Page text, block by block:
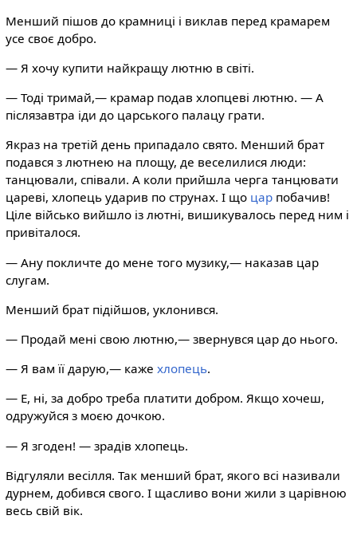
Менший пішов до крамниці і виклав перед крамарем
усе своє добро.
— Я хочу купити найкращу лютню в світі.
— Тоді тримай,— крамар подав хлопцеві лютню. — А
післязавтра іди до царського палацу грати.
Якраз на третій день припадало свято. Менший брат
подався з лютнею на площу, де веселилися люди:
танцювали, співали. А коли прийшла черга танцювати
цареві, хлопець ударив по струнах. І що царпобачив!
Ціле військо вийшло із лютні, вишикувалось перед ним і
привіталося.
— Ану покличте до мене того музику,— наказав цар
слугам.
Менший брат підійшов, уклонився.
— Продай мені свою лютню,— звернувся цар до нього.
— Я вам її дарую,— каже хлопець.
— Е, ні, за добро треба платити добром. Якщо хочеш,
одружуйся з моєю дочкою.
— Я згоден! — зрадів хлопець.
Відгуляли весілля. Так менший брат, якого всі називали
дурнем, добився свого. І щасливо вони жили з царівною
весь свій вік.